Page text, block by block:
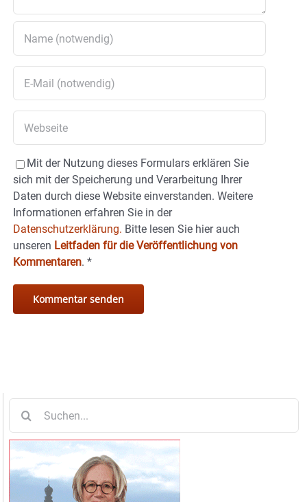
Mit der Nutzung dieses Formulars erklären Sie
sich mit der Speicherung und Verarbeitung Ihrer
Daten durch diese Website einverstanden. Weitere
Informationen erfahren Sie in der
Datenschutzerklärung. Bitte lesen Sie hier auch
unseren Leitfaden für die Veröffentlichung von
Kommentaren. *
nach: